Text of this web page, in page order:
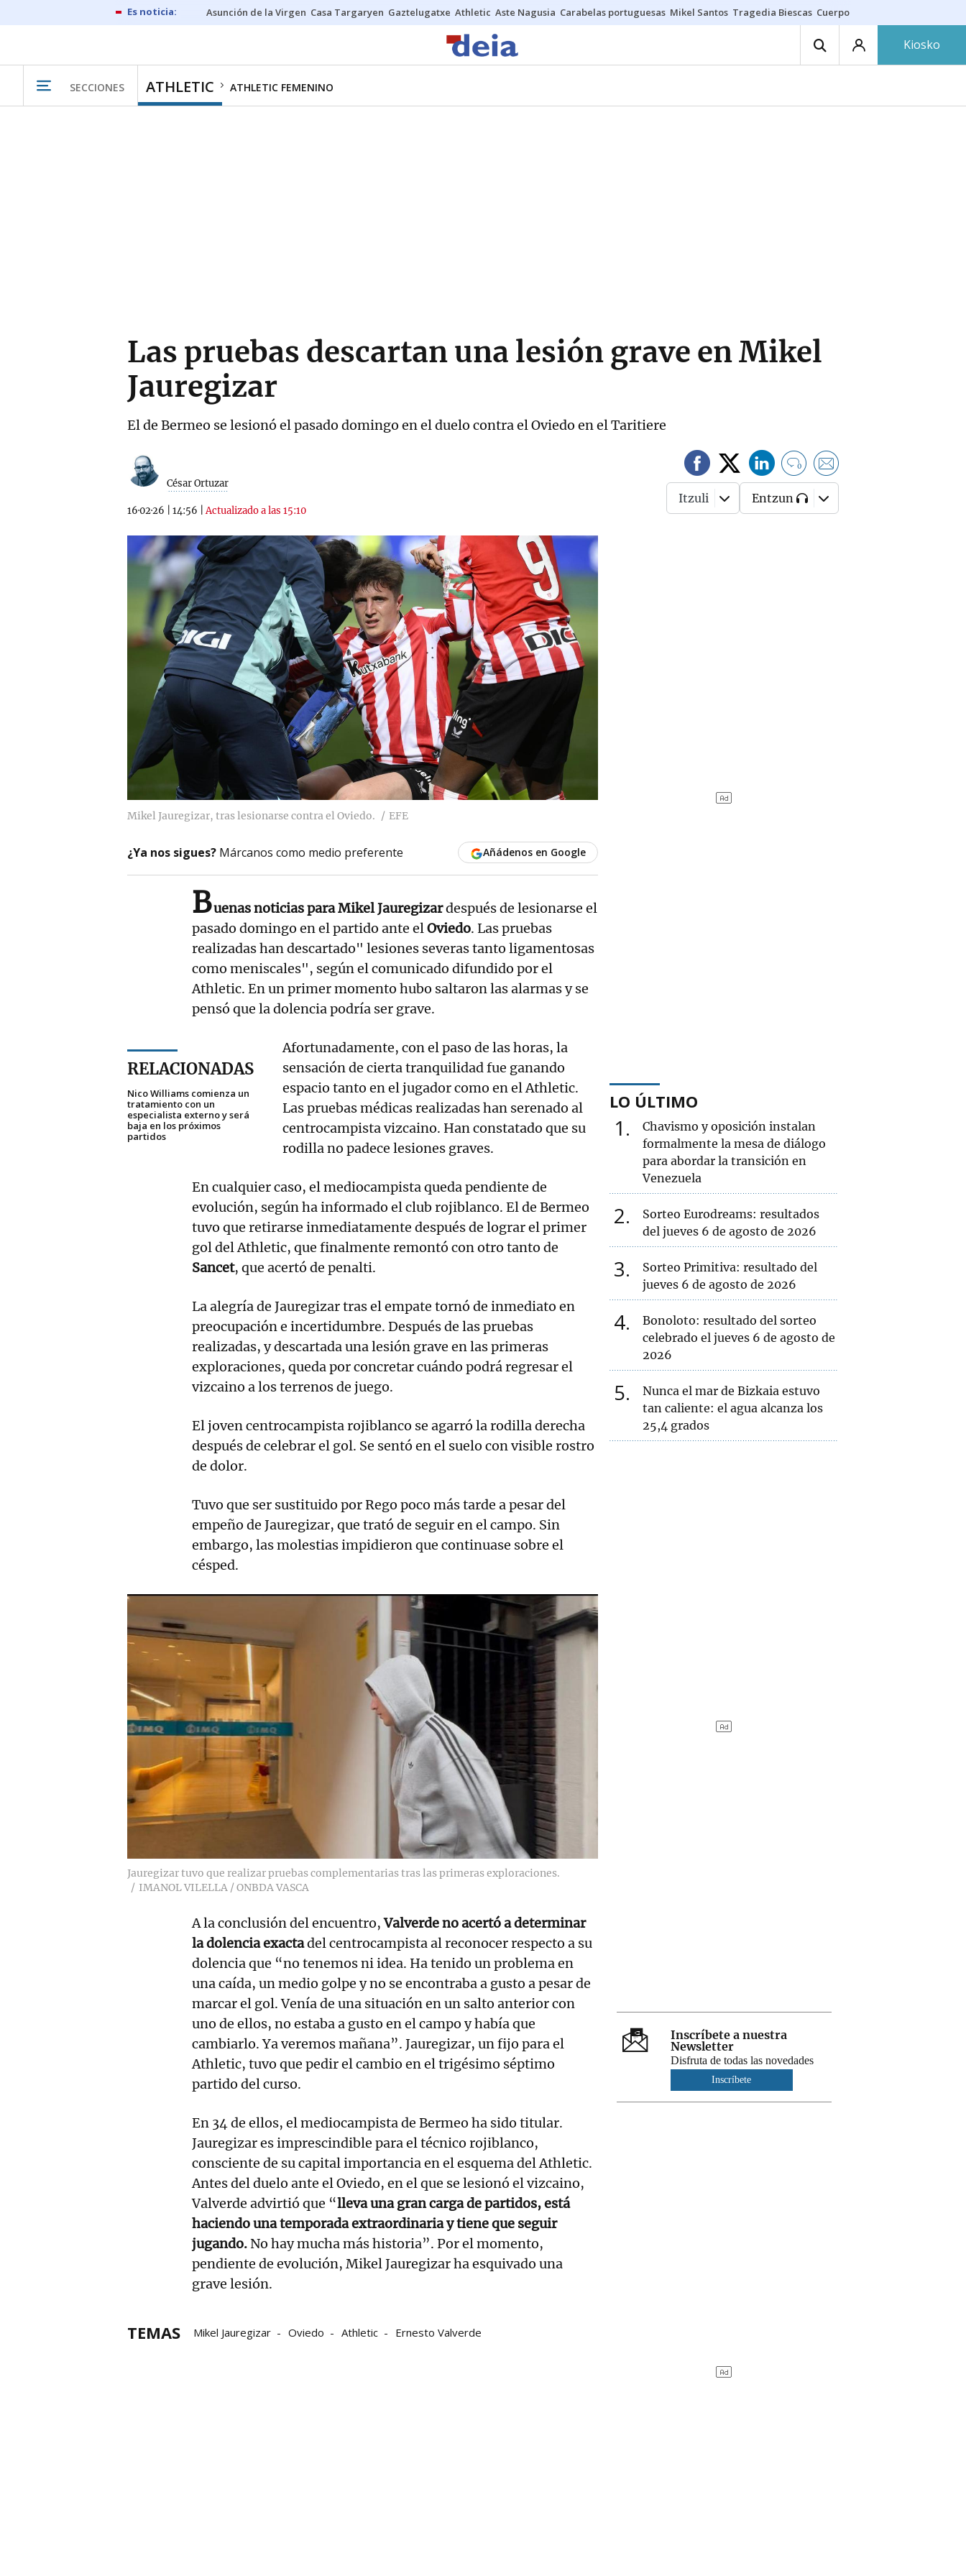
Asunción de la Virgen Casa Targaryen Gaztelugatxe Athletic Aste Nagusia Carabelas portuguesas Mikel Santos Tragedia Biescas Cuerpo ría
Kiosko
SECCIONES ATHLETIC ATHLETIC FEMENINO
Las pruebas descartan una lesión grave en Mikel
Jauregizar
El de Bermeo se lesionó el pasado domingo en el duelo contra el Oviedo en el Taritiere
César Ortuzar
16·02·26 14:56 |Actualizado a las 15:10
0
Itzuli Entzun
Mikel Jauregizar, tras lesionarse contra el Oviedo. EFE
¿Ya nos sigues? Márcanos como medio preferente Añádenos en Google
Buenas noticias para Mikel Jauregizardespués de lesionarse el
pasado domingo en el partido ante elOviedo. Las pruebas
realizadas han descartado" lesiones severas tanto ligamentosas
como meniscales", según el comunicado difundido por el
Athletic. En un primer momento hubo saltaron las alarmas y se
pensó que la dolencia podría ser grave.
RELACIONADAS
Nico Williams comienza un
tratamiento con un
especialista externo y será
baja en los próximos
partidos
Afortunadamente, con el paso de las horas, la
sensación de cierta tranquilidad fue ganando
espacio tanto en el jugador como en el Athletic.
Las pruebas médicas realizadas han serenado al
centrocampista vizcaino. Han constatado que su
rodilla no padece lesiones graves.
En cualquier caso, el mediocampista queda pendiente de
evolución, según ha informado el club rojiblanco. El de Bermeo
tuvo que retirarse inmediatamente después de lograr el primer
gol del Athletic, que finalmente remontó con otro tanto de
Sancet, que acertó de penalti.
La alegría de Jauregizar tras el empate tornó de inmediato en
preocupación e incertidumbre. Después de las pruebas
realizadas, y descartada una lesión grave en las primeras
exploraciones, queda por concretar cuándo podrá regresar el
vizcaino a los terrenos de juego.
El joven centrocampista rojiblanco se agarró la rodilla derecha
después de celebrar el gol. Se sentó en el suelo con visible rostro
de dolor.
Tuvo que ser sustituido por Rego poco más tarde a pesar del
empeño de Jauregizar, que trató de seguir en el campo. Sin
embargo, las molestias impidieron que continuase sobre el
césped.
Jauregizar tuvo que realizar pruebas complementarias tras las primeras exploraciones.
IMANOL VILELLA / ONBDA VASCA
A la conclusión del encuentro,Valverde no acertó a determinar
la dolencia exactadel centrocampista al reconocer respecto a su
dolencia que “no tenemos ni idea. Ha tenido un problema en
una caída, un medio golpe y no se encontraba a gusto a pesar de
marcar el gol. Venía de una situación en un salto anterior con
uno de ellos, no estaba a gusto en el campo y había que
cambiarlo. Ya veremos mañana”. Jauregizar, un fijo para el
Athletic, tuvo que pedir el cambio en el trigésimo séptimo
partido del curso.
En 34 de ellos, el mediocampista de Bermeo ha sido titular.
Jauregizar es imprescindible para el técnico rojiblanco,
consciente de su capital importancia en el esquema del Athletic.
Antes del duelo ante el Oviedo, en el que se lesionó el vizcaino,
Valverde advirtió que “lleva una gran carga de partidos, está
haciendo una temporada extraordinaria y tiene que seguir
jugando. No hay mucha más historia”. Por el momento,
pendiente de evolución, Mikel Jauregizar ha esquivado una
grave lesión.
TEMAS Mikel Jauregizar Oviedo Athletic Ernesto Valverde
LO ÚLTIMO
1
Chavismo y oposición instalan
formalmente la mesa de diálogo
para abordar la transición en
Venezuela
2
Sorteo Eurodreams: resultados
del jueves 6 de agosto de 2026
3
Sorteo Primitiva: resultado del
jueves 6 de agosto de 2026
4
Bonoloto: resultado del sorteo
celebrado el jueves 6 de agosto de
2026
5
Nunca el mar de Bizkaia estuvo
tan caliente: el agua alcanza los
25,4 grados
Inscríbete a nuestra
Newsletter
Disfruta de todas las novedades
Inscríbete